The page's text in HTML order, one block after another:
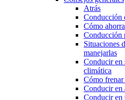
Atrás
Conducción
Cómo
Conducción
Situaciones
manejarlas
Conducir en
climática
Cómo frenar
Conducir en
Conducir en